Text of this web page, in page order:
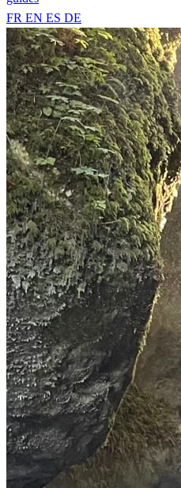
FR EN ES DE